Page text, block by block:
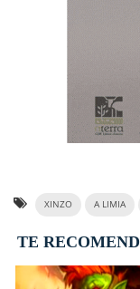
XINZO A LIMIA
TE